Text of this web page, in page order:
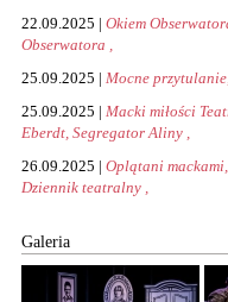
22.09.2025 | Okiem
Obserwatora ,
25.09.2025 | Mocne
25.09.2025 | Macki miłości
Eberdt, Segregator Aliny ,
26.09.2025 | Oplątani
Dziennik teatralny ,
Galeria